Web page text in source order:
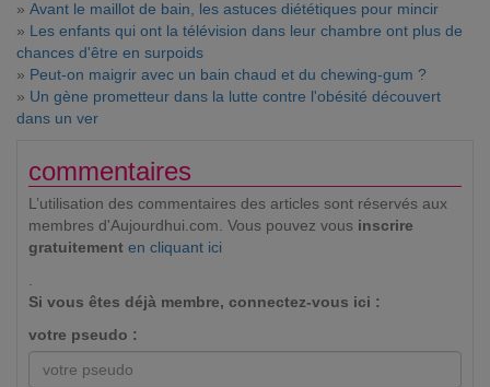
» Avant le maillot de bain, les astuces diététiques pour mincir
» Les enfants qui ont la télévision dans leur chambre ont plus de
chances d'être en surpoids
» Peut-on maigrir avec un bain chaud et du chewing-gum ?
» Un gène prometteur dans la lutte contre l'obésité découvert
dans un ver
commentaires
L’utilisation des commentaires des articles sont réservés aux
membres d'Aujourdhui.com. Vous pouvez vous inscrire
gratuitement en cliquant ici
.
Si vous êtes déjà membre, connectez-vous ici :
votre pseudo :